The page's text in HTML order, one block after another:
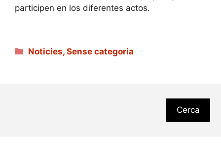
participen en los diferentes actos.
Categories
Noticies,Sense categoria
Cerca